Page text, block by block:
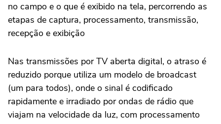
no campo e o que é exibido na tela, percorrendo as
etapas de captura, processamento, transmissão,
recepção e exibição
Nas transmissões por TV aberta digital, o atraso é
reduzido porque utiliza um modelo de broadcast
(um para todos), onde o sinal é codificado
rapidamente e irradiado por ondas de rádio que
viajam na velocidade da luz, com processamento